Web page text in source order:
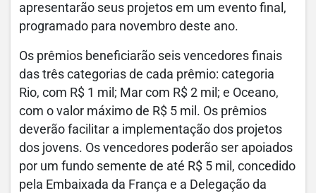
apresentarão seus projetos em um evento final,
programado para novembro deste ano.
Os prêmios beneficiarão seis vencedores finais
das três categorias de cada prêmio: categoria
Rio, com R$ 1 mil; Mar com R$ 2 mil; e Oceano,
com o valor máximo de R$ 5 mil. Os prêmios
deverão facilitar a implementação dos projetos
dos jovens. Os vencedores poderão ser apoiados
por um fundo semente de até R$ 5 mil, concedido
pela Embaixada da França e a Delegação da